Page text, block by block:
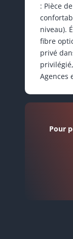
: Pièce
niveau).
fibre
privé
Agences
Pour